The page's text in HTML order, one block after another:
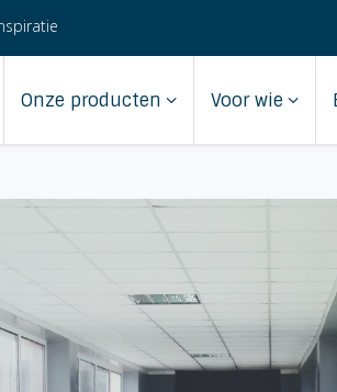
Onze producten Voor wie